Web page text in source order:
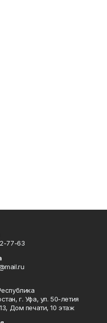
77-63
г. Уфа, ул. 50-летия
Дом печати, 10 этаж